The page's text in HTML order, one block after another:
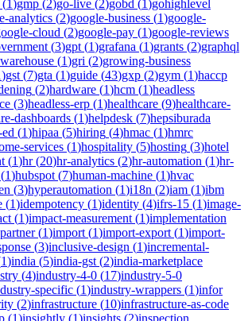
(1)gmp (2)go-live (2)gobd (1)gohighlevel
analytics (2)google-business (1)google-
cloud (2)google-pay (1)google-reviews
(3)gpt (1)grafana (1)grants (2)graphql
(1)gri (2)growing-business
)gst (7)gta (1)guide (43)gxp (2)gym (1)haccp
(2)hardware (1)hcm (1)headless
(3)headless-erp (1)healthcare (9)healthcare-
dashboards (1)helpdesk (7)hepsiburada
(1)hipaa (5)hiring (4)hmac (1)hmrc
services (1)hospitality (5)hosting (3)hotel
(1)hr(20)hr-analytics (2)hr-automation (1)hr-
(1)hubspot (7)human-machine (1)hvac
(3)hyperautomation (1)i18n (2)iam (1)ibm
(1)idempotency (1)identity (4)ifrs-15 (1)image-
(1)impact-measurement (1)implementation
(1)import (1)import-export (1)import-
(3)inclusive-design (1)incremental-
1)india (5)india-gst (2)india-marketplace
(4)industry-4-0 (17)industry-5-0
specific (1)industry-wrappers (1)infor
(2)infrastructure (10)infrastructure-as-code
(1)insightly (1)insights (2)inspection